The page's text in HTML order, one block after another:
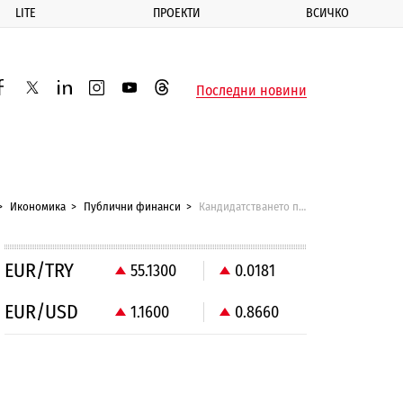
LITE ПРОЕКТИ ВСИЧКО
twitterlinkedininstagram
youtubethreadsПоследни новини
Икономика Публични финанси Кандидатстването по държавната програма за саниране ще е електронно
EUR/TRY 55.1300 0.0181
EUR/USD 1.1600 0.8660